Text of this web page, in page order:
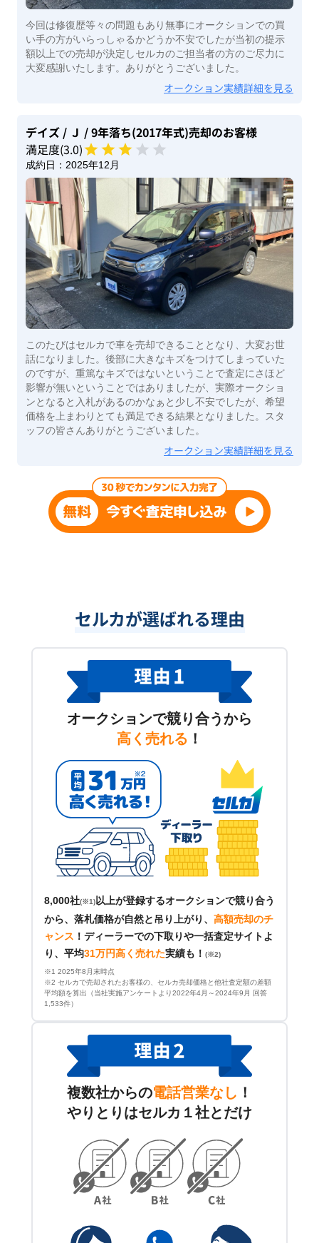
今回は修復歴等々の問題もあり無事にオークションでの買
い手の方がいらっしゃるかどうか不安でしたが当初の提示
額以上での売却が決定しセルカのご担当者の方のご尽力に
大変感謝いたします。ありがとうございました。
オークション実績詳細を見る
デイズ / Ｊ / 9年落ち(2017年式)売却のお客様
満足度(3.0)
成約日： 2025年12月
このたびはセルカで車を売却できることとなり、大変お世
話になりました。後部に大きなキズをつけてしまっていた
のですが、重篤なキズではないということで査定にさほど
影響が無いということではありましたが、実際オークショ
ンとなると入札があるのかなぁと少し不安でしたが、希望
価格を上まわりとても満足できる結果となりました。スタ
ッフの皆さんありがとうございました。
オークション実績詳細を見る
セルカが選ばれる理由
オークションで競り合うから
高く売れる ！
8,000社(※1) 以上が登録するオークションで競り合う
から、落札価格が自然と吊り上がり、 高額売却のチ
ャンス ！ ディーラーでの下取りや一括査定サイトよ
り、平均31万円高く売れた実績も！ (※2)
※1 2025年8月末時点
※2 セルカで売却されたお客様の、セルカ売却価格と他社査定額の差額
平均額を算出（当社実施アンケートより2022年4月～2024年9月 回答
1,533件）
複数社からの電話営業なし ！
やりとりはセルカ１社とだけ